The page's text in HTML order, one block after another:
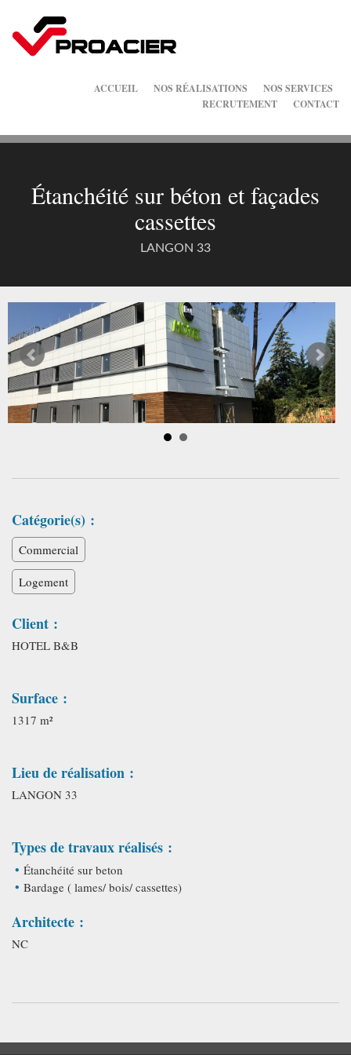
ACCUEIL NOS RÉALISATIONS
NOS SERVICES
RECRUTEMENT
CONTACT
Étanchéité sur béton et façades
cassettes
LANGON 33
Catégorie(s) :
Commercial
Logement
Client :
HOTEL B&B
Surface :
1317 m²
Lieu de réalisation :
LANGON 33
Types de travaux réalisés :
Étanchéité sur beton
Bardage ( lames/ bois/ cassettes)
Architecte :
NC